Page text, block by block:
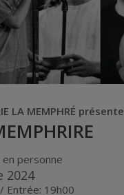
LA MEMPHRÉ présente
personne
2024
Entrée: 19h00